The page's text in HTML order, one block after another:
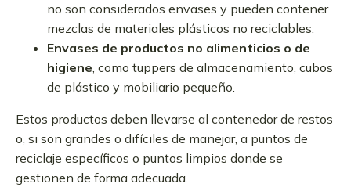
no son considerados envases y pueden contener
mezclas de materiales plásticos no reciclables.
Envases de productos no alimenticios o de
higiene, como tuppers de almacenamiento, cubos
de plástico y mobiliario pequeño.
Estos productos deben llevarse al contenedor de restos
o, si son grandes o difíciles de manejar, a puntos de
reciclaje específicos o puntos limpios donde se
gestionen de forma adecuada.